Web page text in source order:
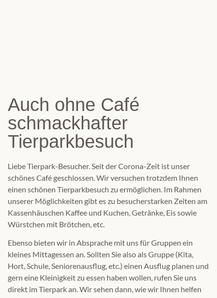
Auch ohne Café
schmackhafter
Tierparkbesuch
Liebe Tierpark-Besucher. Seit der Corona-Zeit ist unser
schönes Café geschlossen. Wir versuchen trotzdem Ihnen
einen schönen Tierparkbesuch zu ermöglichen. Im Rahmen
unserer Möglichkeiten gibt es zu besucherstarken Zeiten am
Kassenhäuschen Kaffee und Kuchen, Getränke, Eis sowie
Würstchen mit Brötchen, etc.
Ebenso bieten wir in Absprache mit uns für Gruppen ein
kleines Mittagessen an. Sollten Sie also als Gruppe (Kita,
Hort, Schule, Seniorenausflug, etc.) einen Ausflug planen und
gern eine Kleinigkeit zu essen haben wollen, rufen Sie uns
direkt im Tierpark an. Wir sehen dann, wie wir Ihnen helfen